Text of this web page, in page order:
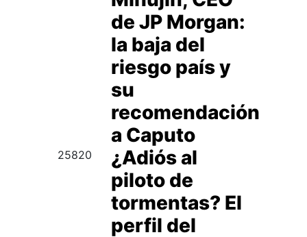
de JP Morgan:
la baja del
riesgo país y
su
recomendación
a Caputo
25820
¿Adiós al
piloto de
tormentas? El
perfil del